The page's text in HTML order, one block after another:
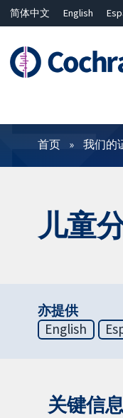
简体中文 English
过滤
首页 我们的
儿童
亦提供
English
关键信